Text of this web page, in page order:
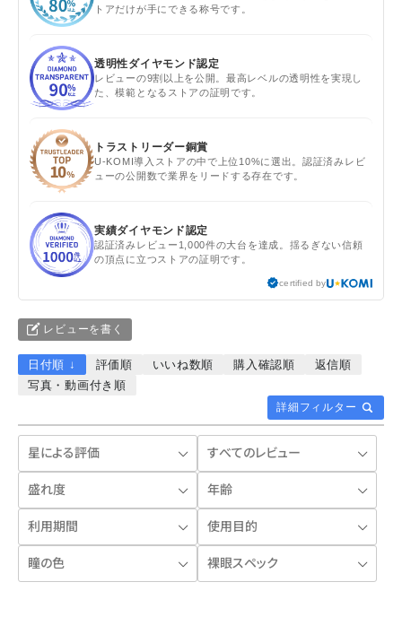
トアだけが手にできる称号です。
透明性ダイヤモンド認定
レビューの9割以上を公開。最高レベルの透明性を実現し
た、模範となるストアの証明です。
トラストリーダー銅賞
U-KOMI導入ストアの中で上位10%に選出。認証済みレビ
ューの公開数で業界をリードする存在です。
実績ダイヤモンド認定
認証済みレビュー1,000件の大台を達成。揺るぎない信頼
の頂点に立つストアの証明です。
certified by
レビューを書く
詳細フィルター
日付順 ↓ 評価順 いいね数順 購入確認順
返信順
写真・動画付き順